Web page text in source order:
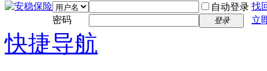
自动登录 找
密码
登录 立
快捷导航